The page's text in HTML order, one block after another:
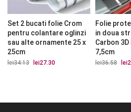
Set 2 bucati folie Crom
pentru colantare oglinzi
sau alte ornamente 25 x
25cm
lei34.13
Prețul
lei27.30
Folie
in doua
Carbon
7,5cm
lei36.58 lei